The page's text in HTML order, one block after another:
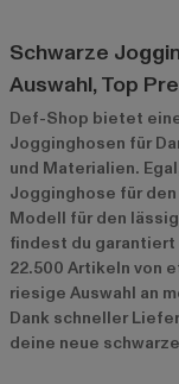
Schwarze
Auswahl, Top
Def-Shop bietet
Jogginghosen für
und Materialien.
Jogginghose für
Modell für den
findest du
22.500 Artikeln von
riesige Auswahl an
Dank schneller
deine neue